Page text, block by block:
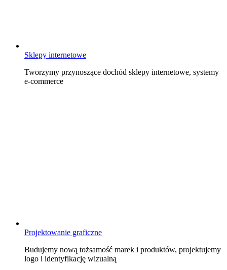
Sklepy internetowe
Tworzymy przynoszące dochód sklepy internetowe, systemy
e-commerce
Projektowanie graficzne
Budujemy nową tożsamość marek i produktów, projektujemy
logo i identyfikację wizualną